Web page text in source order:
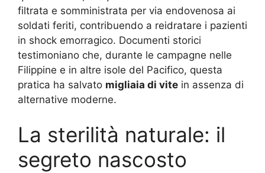
filtrata e somministrata per via endovenosa ai
soldati feriti, contribuendo a reidratare i pazienti
in shock emorragico. Documenti storici
testimoniano che, durante le campagne nelle
Filippine e in altre isole del Pacifico, questa
pratica ha salvato migliaia di vite in assenza di
alternative moderne.
La sterilità naturale: il
segreto nascosto